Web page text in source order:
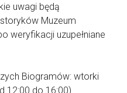
uwagi będą
Muzeum
weryfikacji uzupełniane
Biogramów: wtorki
12:00 do 16:00)